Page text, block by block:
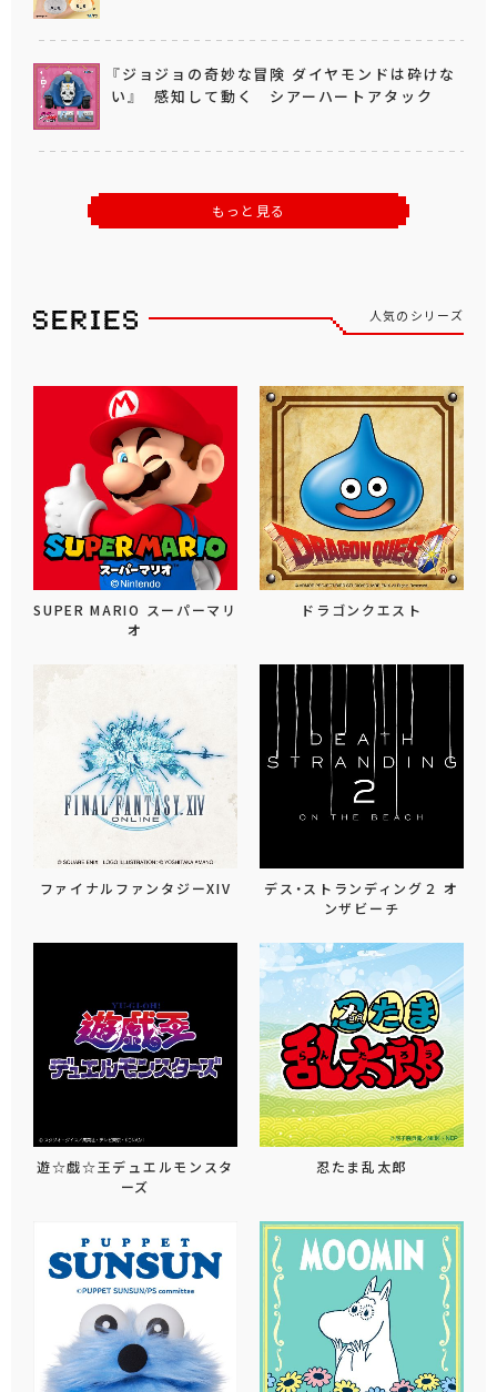
『ジョジョの奇妙な冒険 ダイヤモンドは砕けな
い』 感知して動く シアーハートアタック
もっと見る
人気のシリーズ
SUPER MARIO スーパーマリ
オ
ドラゴンクエスト
ファイナルファンタジーXIV
デス・ストランディング２ オ
ンザビーチ
遊☆戯☆王デュエルモンスタ
ーズ
忍たま乱太郎